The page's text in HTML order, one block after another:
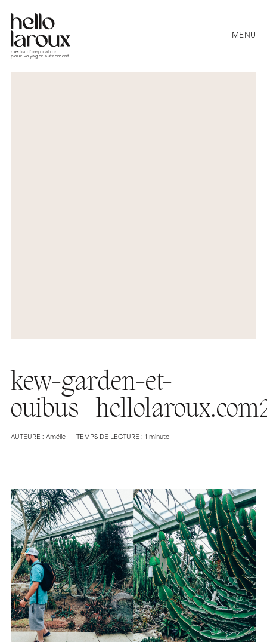
média d’inspiration
pour voyager autrement
MENU
kew-garden-et-
AUTEURE : Amélie TEMPS DE LECTURE : 1 minute